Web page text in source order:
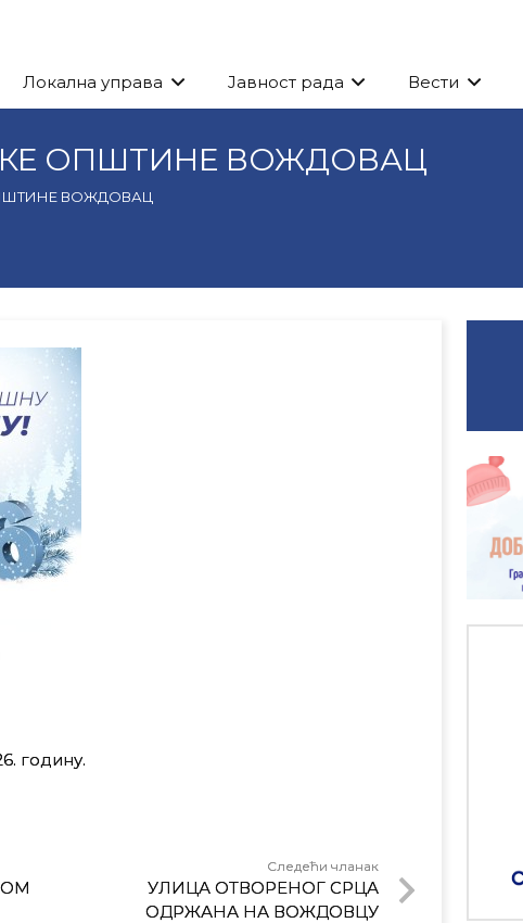
Локална управа Јавност рада Вести
ОПШТИНЕ ВОЖДОВАЦ
ВОЖДОВАЦ
годину.
Следећи чланак
УЛИЦА ОТВОРЕНОГ СРЦА
ОДРЖАНА НА ВОЖДОВЦУ